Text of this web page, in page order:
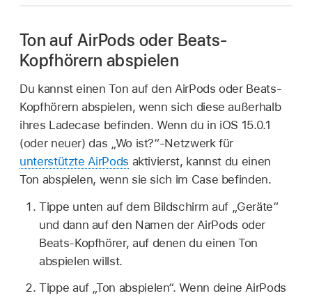
Ton auf AirPods oder Beats-
Kopfhörern abspielen
Du kannst einen Ton auf den AirPods oder Beats-
Kopfhörern abspielen, wenn sich diese außerhalb
ihres Ladecase befinden. Wenn du in iOS 15.0.1
(oder neuer) das „Wo ist?“-Netzwerk für
unterstützte AirPods aktivierst, kannst du einen
Ton abspielen, wenn sie sich im Case befinden.
Tippe unten auf dem Bildschirm auf „Geräte“
und dann auf den Namen der AirPods oder
Beats-Kopfhörer, auf denen du einen Ton
abspielen willst.
Tippe auf „Ton abspielen“. Wenn deine AirPods